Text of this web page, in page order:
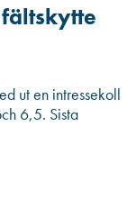
ut en intressekoll
6,5. Sista